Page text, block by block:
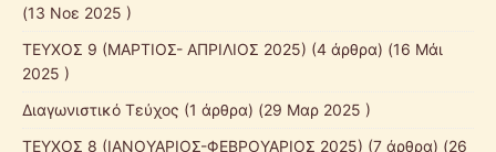
(13 Νοε 2025 )
ΤΕΥΧΟΣ 9 (ΜΑΡΤΙΟΣ- ΑΠΡΙΛΙΟΣ 2025) (4 άρθρα) (16 Μάι
2025 )
Διαγωνιστικό Τεύχος (1 άρθρα) (29 Μαρ 2025 )
ΤΕΥΧΟΣ 8 (ΙΑΝΟΥΑΡΙΟΣ-ΦΕΒΡΟΥΑΡΙΟΣ 2025) (7 άρθρα) (26